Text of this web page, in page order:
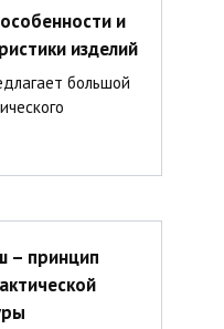
и
изделий
большой
– принцип